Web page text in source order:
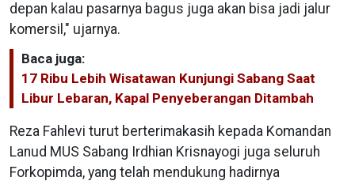
depan kalau pasarnya bagus juga akan bisa jadi jalur
komersil," ujarnya.
Baca juga:
17 Ribu Lebih Wisatawan Kunjungi Sabang Saat
Libur Lebaran, Kapal Penyeberangan Ditambah
Reza Fahlevi turut berterimakasih kepada Komandan
Lanud MUS Sabang Irdhian Krisnayogi juga seluruh
Forkopimda, yang telah mendukung hadirnya